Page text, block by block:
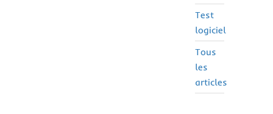
Test
logiciel
Tous
les
articles